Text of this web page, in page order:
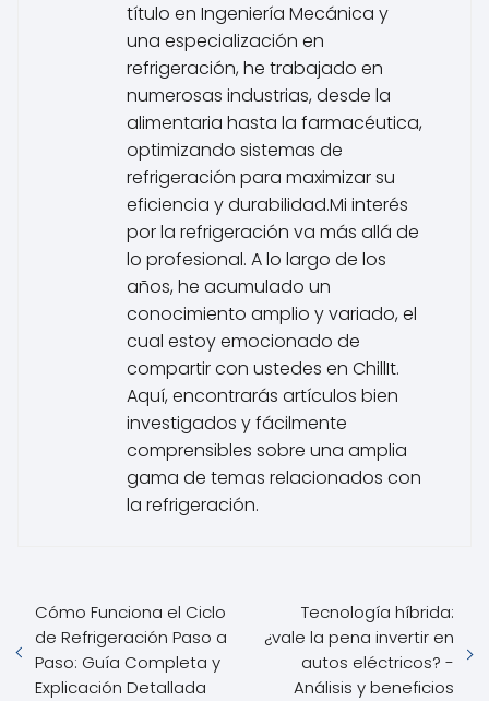
título en Ingeniería Mecánica y
una especialización en
refrigeración, he trabajado en
numerosas industrias, desde la
alimentaria hasta la farmacéutica,
optimizando sistemas de
refrigeración para maximizar su
eficiencia y durabilidad.Mi interés
por la refrigeración va más allá de
lo profesional. A lo largo de los
años, he acumulado un
conocimiento amplio y variado, el
cual estoy emocionado de
compartir con ustedes en ChillIt.
Aquí, encontrarás artículos bien
investigados y fácilmente
comprensibles sobre una amplia
gama de temas relacionados con
la refrigeración.
Cómo Funciona el Ciclo
de Refrigeración Paso a
Paso: Guía Completa y
Explicación Detallada
Tecnología híbrida:
¿vale la pena invertir en
autos eléctricos? -
Análisis y beneficios